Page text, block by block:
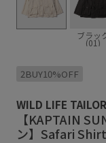
ブラッ
(01)
2BUY10%OFF
WILD LIFE TAILOR
【KAPTAIN
ン】Safari